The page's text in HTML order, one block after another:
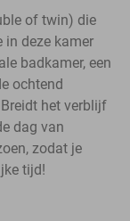
of twin) die
in deze kamer
badkamer, een
ochtend
het verblijf
dag van
zodat je
tijd!